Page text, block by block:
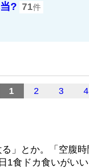
? 71件
1 2 3 4
る」とか。「空腹
1食ドカ食いがい